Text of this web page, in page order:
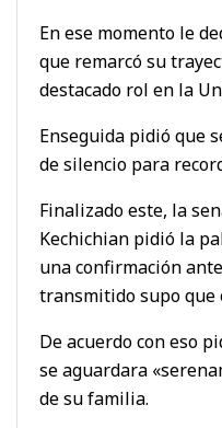
En ese momento le
que remarcó su
destacado rol en la
Enseguida pidió que
de silencio para
Finalizado este, la
Kechichian pidió la
una confirmación
transmitido supo que
De acuerdo con eso
se aguardara
de su familia.